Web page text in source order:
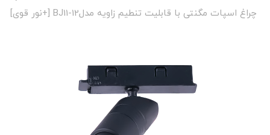
چراغ اسپات مگنتی با قابلیت تنطیم زاویه مدلBJ11-12 [+نور قوی]